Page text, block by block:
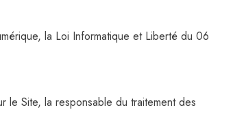
la Loi Informatique et Liberté du 06
le Site, la responsable du traitement des